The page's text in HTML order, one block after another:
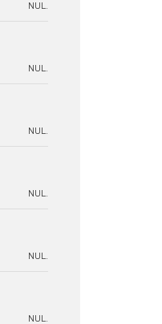
NUL.
NUL.
NUL.
NUL.
NUL.
NUL.